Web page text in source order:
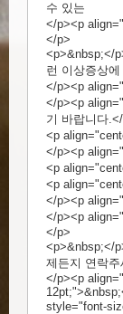
수 있는
</p><p
</p>
<p>&nbsp;</
런 이상증상
</p><p
</p><p
기 바랍니다
<p
</p><p
<p
<p
</p><p
</p><p
</p>
<p>&nbsp;</
제든지 연락
</p><p
style="font-